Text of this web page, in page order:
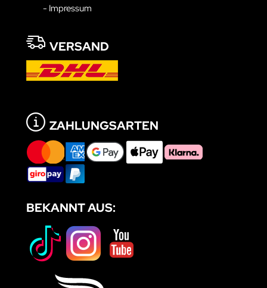
- Impressum
VERSAND
ZAHLUNGSARTEN
BEKANNT AUS: